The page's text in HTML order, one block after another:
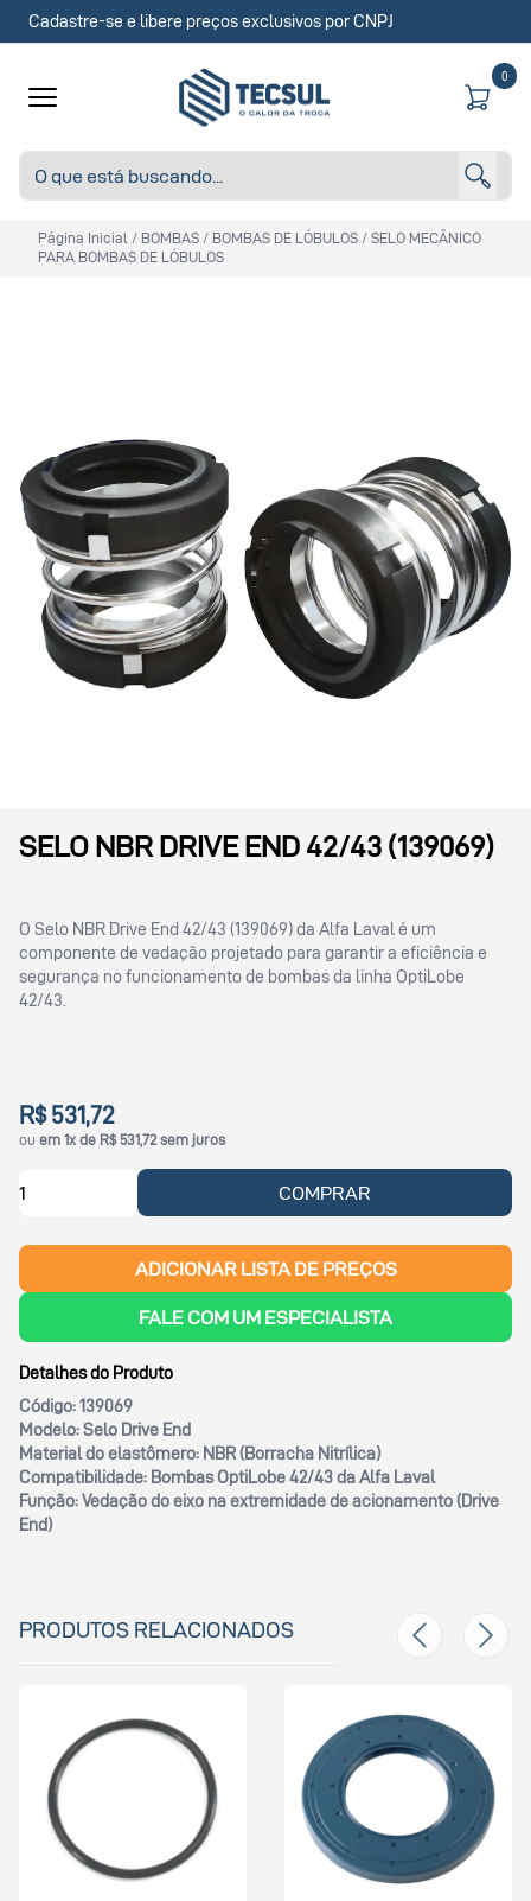
Cadastre-se e libere preços exclusivos por CNPJ
0
Página Inicial / BOMBAS / BOMBAS DE LÓBULOS / SELO MECÂNICO
PARA BOMBAS DE LÓBULOS
SELO NBR DRIVE END 42/43 (139069)
O Selo NBR Drive End 42/43 (139069) da Alfa Laval é um
componente de vedação projetado para garantir a eficiência e
segurança no funcionamento de bombas da linha OptiLobe
42/43.
R$ 531,72
ou em 1x de R$ 531,72 sem juros
COMPRAR
ADICIONAR LISTA DE PREÇOS
FALE COM UM ESPECIALISTA
Detalhes do Produto
Código:139069
Modelo:Selo Drive End
Material do elastômero: NBR (Borracha Nitrílica)
Compatibilidade: Bombas OptiLobe 42/43 da Alfa Laval
Função:Vedação do eixo na extremidade de acionamento (Drive
End)
PRODUTOS RELACIONADOS